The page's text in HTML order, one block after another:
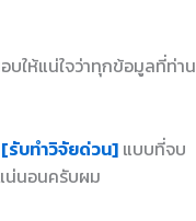
ให้แน่ใจว่าทุกข้อมูลที่ท่าน
[รับทำวิจัยด่วน] แบบที่จบ
น่นอนครับผม